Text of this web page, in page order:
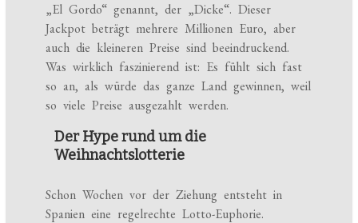
„El Gordo“ genannt, der „Dicke“. Dieser
Jackpot beträgt mehrere Millionen Euro, aber
auch die kleineren Preise sind beeindruckend.
Was wirklich faszinierend ist: Es fühlt sich fast
so an, als würde das ganze Land gewinnen, weil
so viele Preise ausgezahlt werden.
Der Hype rund um die
Weihnachtslotterie
Schon Wochen vor der Ziehung entsteht in
Spanien eine regelrechte Lotto-Euphorie.